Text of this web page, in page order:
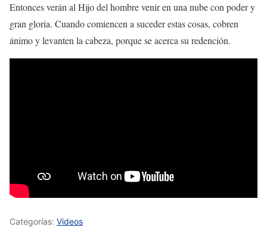
Entonces verán al Hijo del hombre venir en una nube con poder y
gran gloria. Cuando comiencen a suceder estas cosas, cobren
ánimo y levanten la cabeza, porque se acerca su redención.
Categorías: Videos